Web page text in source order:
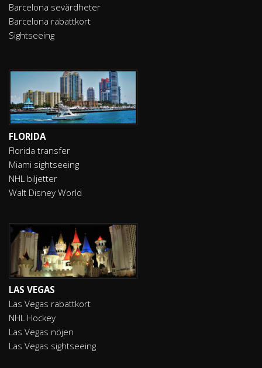
Barcelona sevärdheter
Barcelona rabattkort
Sightseeing
FLORIDA
Florida transfer
Miami sightseeing
NHL biljetter
Walt Disney World
LAS VEGAS
Las Vegas rabattkort
NHL Hockey
Las Vegas nöjen
Las Vegas sightseeing